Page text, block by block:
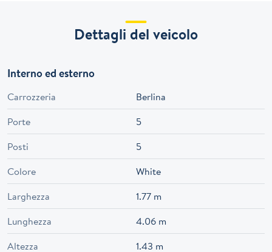
Dettagli del veicolo
Interno ed esterno
Carrozzeria
Berlina
Porte
5
Posti
5
Colore
White
Larghezza
1.77 m
Lunghezza
4.06 m
Altezza
1.43 m